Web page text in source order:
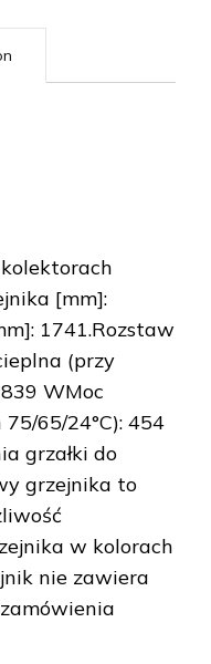
kolektorach
[mm]:
1741.Rozstaw
(przy
WMoc
65/24°C): 454
grzałki do
grzejnika to
w kolorach
nie zawiera